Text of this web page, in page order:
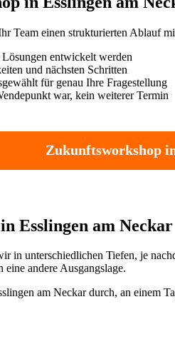
Team einen strukturierten Ablauf
entwickelt werden
und nächsten Schritten
für genau Ihre Fragestellung
war, kein weiterer Termin
Zukunftsworkshop
Esslingen am
in unterschiedlichen Tiefen, je
andere Ausgangslage.
am Neckar durch, an einem